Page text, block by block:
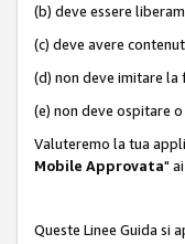
(b) deve essere
(c) deve avere
(d) non deve imitare
(e) non deve ospitare
Valuteremo la tua
Mobile Approvata"
Queste Linee Guida si